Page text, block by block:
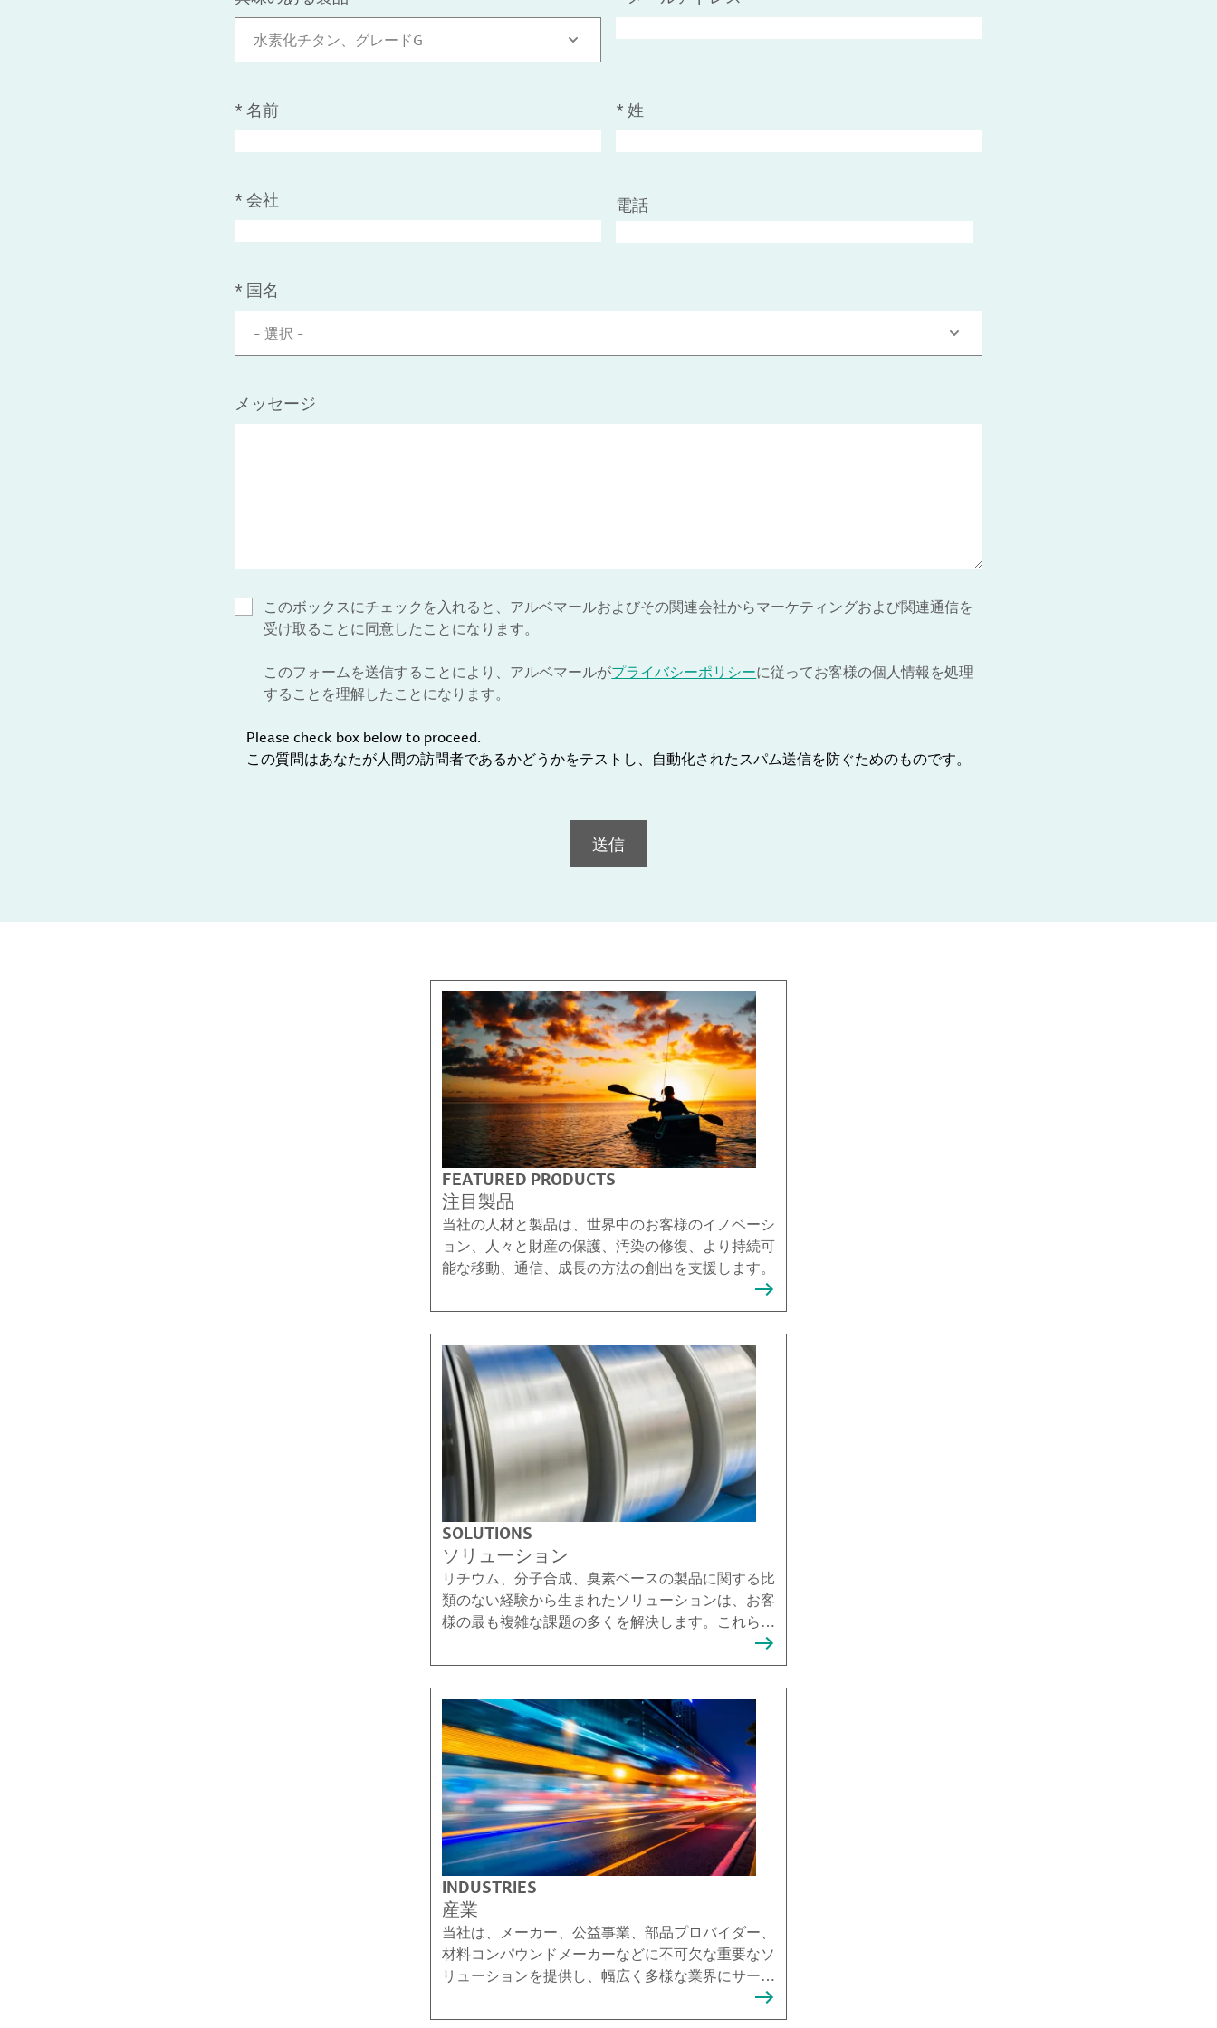
水素化チタン、グレードG
*名前 * 姓
*会社 電話
* 国名
- 選択 -
メッセージ
このボックスにチェックを入れると、アルベマールおよびその関連会社からマーケティングおよび関連通信を
受け取ることに同意したことになります。
このフォームを送信することにより、アルベマールがプライバシーポリシーに従ってお客様の個人情報を処理
することを理解したことになります。
Please check box below to proceed.
この質問はあなたが人間の訪問者であるかどうかをテストし、自動化されたスパム送信を防ぐためのものです。
送信
FEATURED PRODUCTS
注目製品
当社の人材と製品は、世界中のお客様のイノベーシ
ョン、人々と財産の保護、汚染の修復、より持続可
能な移動、通信、成長の方法の創出を支援します。
SOLUTIONS
ソリューション
リチウム、分子合成、臭素ベースの製品に関する比
類のない経験から生まれたソリューションは、お客
様の最も複雑な課題の多くを解決します。これらの
ソリューションを提供できることを誇りに思ってい
ます。
INDUSTRIES
産業
当社は、メーカー、公益事業、部品プロバイダー、
材料コンパウンドメーカーなどに不可欠な重要なソ
リューションを提供し、幅広く多様な業界にサービ